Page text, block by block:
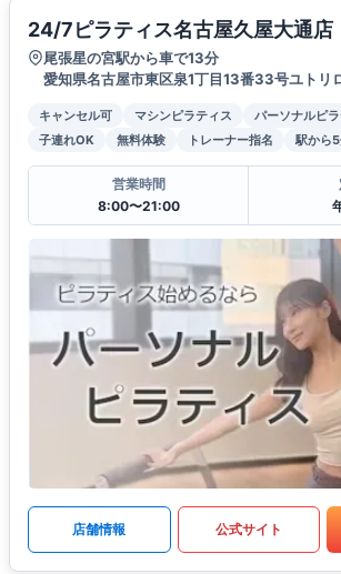
24/7ピラティス名古屋久屋大通店
尾張星の宮駅から車で13分
愛知県名古屋市東区泉1丁目13番33号ユトリ
キャンセル可 マシンピラティス パーソナルピ
子連れOK
無料体験 トレーナー指名 駅から
営業時間
8:00〜21:00
店舗情報 公式サイト